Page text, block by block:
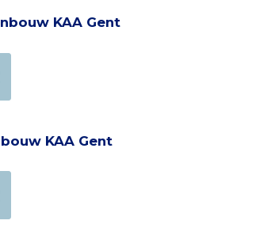
KAA Gent
KAA Gent